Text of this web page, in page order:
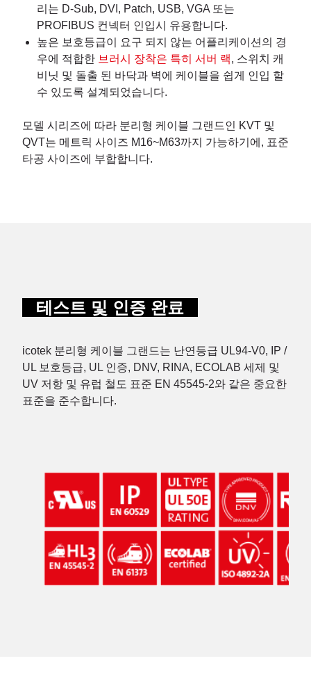
리는 D-Sub, DVI, Patch, USB, VGA 또는
PROFIBUS 컨넥터 인입시 유용합니다.
높은 보호등급이 요구 되지 않는 어플리케이션의 경
우에 적합한 브러시 장착은 특히 서버 랙, 스위치 캐
비닛 및 돌출 된 바닥과 벽에 케이블을 쉽게 인입 할
수 있도록 설계되었습니다.
모델 시리즈에 따라 분리형 케이블 그랜드인 KVT 및
QVT는 메트릭 사이즈 M16~M63까지 가능하기에, 표준
타공 사이즈에 부합합니다.
테스트 및 인증 완료
icotek 분리형 케이블 그랜드는 난연등급 UL94-V0, IP /
UL 보호등급, UL 인증, DNV, RINA, ECOLAB 세제 및
UV 저항 및 유럽 철도 표준 EN 45545-2와 같은 중요한
표준을 준수합니다.